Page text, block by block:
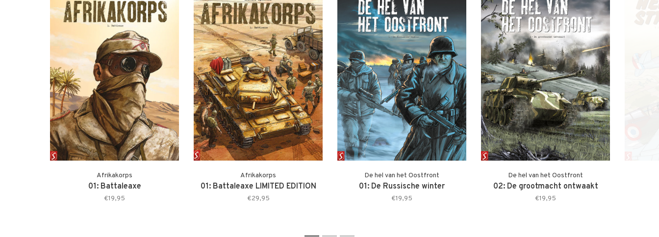
Afrikakorps
01: Battaleaxe
€19,95
Afrikakorps
01: Battaleaxe LIMITED EDITION
€29,95
De hel van het Oostfront
01: De Russische winter
€19,95
De hel van het Oostfront
02: De grootmacht ontwaakt
€19,95